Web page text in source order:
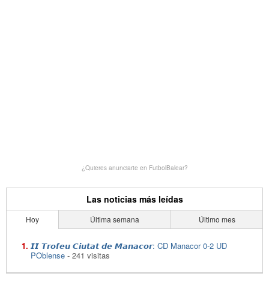
¿Quieres anunciarte en FutbolBalear?
Las noticias más leídas
Hoy Última semana Último mes
𝙄𝙄 𝙏𝙧𝙤𝙛𝙚𝙪 𝘾𝙞𝙪𝙩𝙖𝙩 𝙙𝙚 𝙈𝙖𝙣𝙖𝙘𝙤𝙧: CD Manacor 0-2 UD
POblense - 241 visitas